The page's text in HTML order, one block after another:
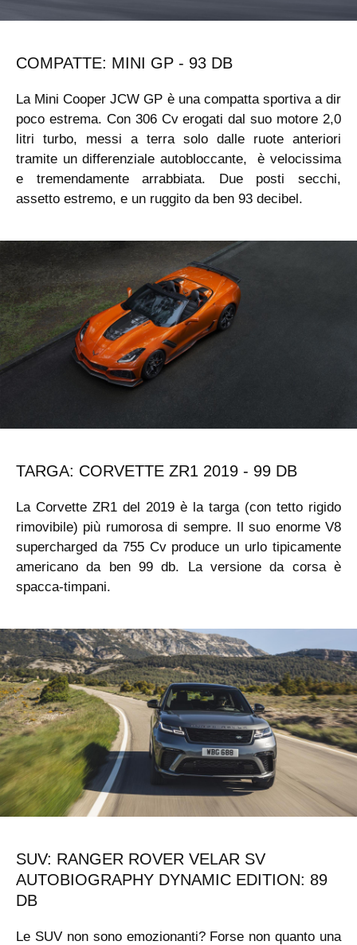
COMPATTE: MINI GP - 93 DB
La Mini Cooper JCW GP è una compatta sportiva a dir
poco estrema. Con 306 Cv erogati dal suo motore 2,0
litri turbo, messi a terra solo dalle ruote anteriori
tramite un differenziale autobloccante, è velocissima
e tremendamente arrabbiata. Due posti secchi,
assetto estremo, e un ruggito da ben 93 decibel.
TARGA: CORVETTE ZR1 2019 - 99 DB
La Corvette ZR1 del 2019 è la targa (con tetto rigido
rimovibile) più rumorosa di sempre. Il suo enorme V8
supercharged da 755 Cv produce un urlo tipicamente
americano da ben 99 db. La versione da corsa è
spacca-timpani.
SUV: RANGER ROVER VELAR SV
AUTOBIOGRAPHY DYNAMIC EDITION: 89
DB
Le SUV non sono emozionanti? Forse non quanto una